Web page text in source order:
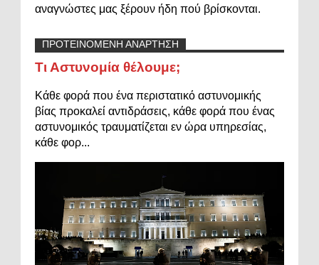
αναγνώστες μας ξέρουν ήδη πού βρίσκονται.
ΠΡΟΤΕΙΝΟΜΕΝΗ ΑΝΑΡΤΗΣΗ
Τι Αστυνομία θέλουμε;
Κάθε φορά που ένα περιστατικό αστυνομικής
βίας προκαλεί αντιδράσεις, κάθε φορά που ένας
αστυνομικός τραυματίζεται εν ώρα υπηρεσίας,
κάθε φορ...